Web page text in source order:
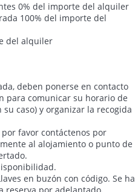
0% del importe del alquiler
100% del importe del
del alquiler
deben ponerse en contacto
para comunicar su horario de
su caso) y organizar la recogida
favor contáctenos por
al alojamiento o punto de
en buzón con código. Se ha